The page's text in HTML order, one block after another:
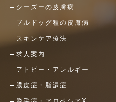
シーズーの皮膚病
ブルドッグ種の皮膚病
スキンケア療法
求人案内
アトピー・アレルギー
膿皮症・脂漏症